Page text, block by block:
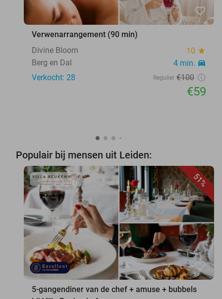
favorite_border
Verwenarrangement (90 min)
Divine Bloom
10 star
Berg en Dal 4 min. directions_car
Verkocht: 28 Regulier €100
€59
Populair bij mensen uit Leiden:
51%
favorite_border
5-gangendiner van de chef + amuse + bubbels